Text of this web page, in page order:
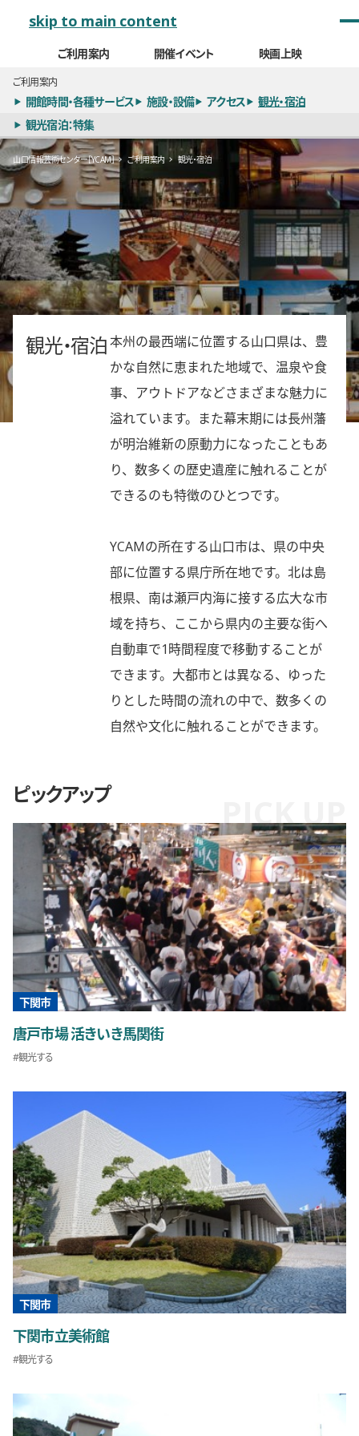
skip to main content
ご利用案内 開催イベント 映画上映
ご利用案内
開館時間・各種サービス 施設・設備 アクセス
観光・宿泊
観光宿泊：特集
山口情報芸術センター［YCAM］ ご利用案内 観光・宿泊
観光・宿泊本州の最西端に位置する山口県は、豊
かな自然に恵まれた地域で、温泉や食
事、アウトドアなどさまざまな魅力に
溢れています。また幕末期には長州藩
が明治維新の原動力になったこともあ
り、数多くの歴史遺産に触れることが
できるのも特徴のひとつです。
YCAMの所在する山口市は、県の中央
部に位置する県庁所在地です。北は島
根県、南は瀬戸内海に接する広大な市
域を持ち、ここから県内の主要な街へ
自動車で1時間程度で移動することが
できます。大都市とは異なる、ゆった
りとした時間の流れの中で、数多くの
自然や文化に触れることができます。
ピックアップ
下関市
唐戸市場 活きいき馬関街
観光する
下関市
下関市立美術館
観光する